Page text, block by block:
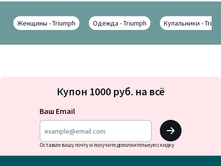
Женщины - Triumph Одежда - Triumph Купальники -
на
Купон 1000 руб. на всё
Ваш Email
OK
Оставьте вашу почту и получите дополнительную скидку